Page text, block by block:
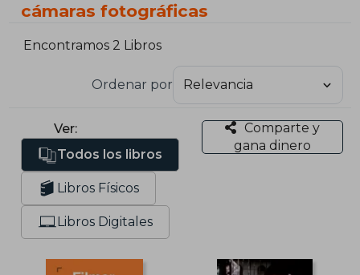
cámaras fotográficas
Encontramos 2 Libros
Ordenar por
Ver:
Todos los libros
Libros Físicos
Libros Digitales
Comparte y
gana dinero